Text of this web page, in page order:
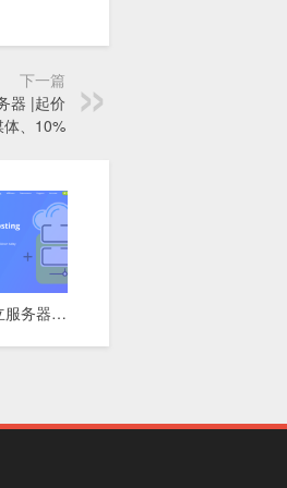
下一篇
器 |起价
、10%
⚡ 达拉斯独立服务器 | 10Gbps超高带宽 | 快速交付 | 月付$74起